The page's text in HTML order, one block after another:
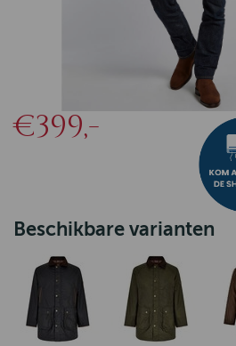
€399,-
Beschikbare varianten